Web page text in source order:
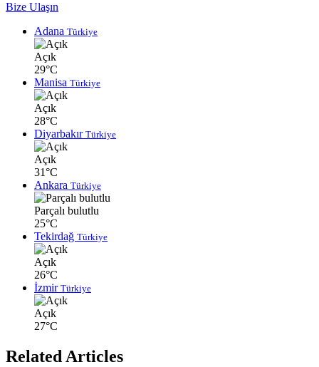
Bize Ulaşın
Adana Türkiye
Açık
29°C
Manisa Türkiye
Açık
28°C
Diyarbakır Türkiye
Açık
31°C
Ankara Türkiye
Parçalı bulutlu
25°C
Tekirdağ Türkiye
Açık
26°C
İzmir Türkiye
Açık
27°C
Related Articles